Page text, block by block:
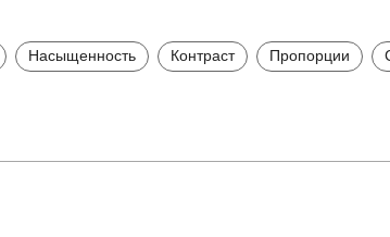
Насыщенность Контраст Пропорции